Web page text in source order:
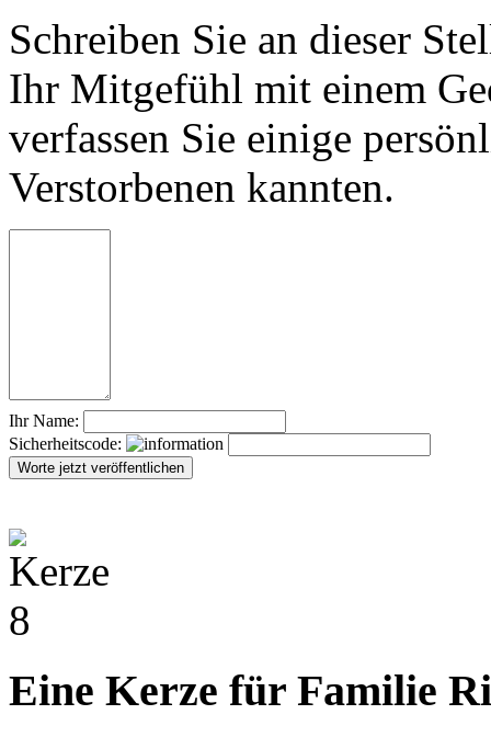
Schreiben Sie an dieser
Ihr Mitgefühl mit einem
verfassen Sie einige
Verstorbenen kannten.
Ihr Name:
Sicherheitscode:
Eine Kerze für Familie